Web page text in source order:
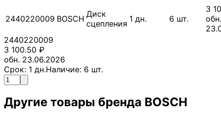
2440220009 BOSCH Диск
сцепления 1 дн. 6 шт.
3
обн.
2440220009
3 100.50 ₽
обн. 23.06.2026
Срок: 1 дн.Наличие: 6 шт.
Другие товары бренда BOSCH